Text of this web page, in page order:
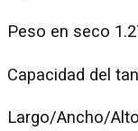
Peso en seco
Capacidad del
Largo/Ancho/